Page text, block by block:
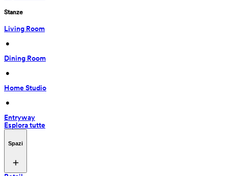
Stanze
Living Room
•
Dining Room
•
Home Studio
•
Entryway
Esplora tutte
Spazi